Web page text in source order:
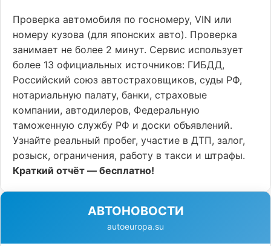
Проверка автомобиля по госномеру, VIN или
номеру кузова (для японских авто). Проверка
занимает не более 2 минут. Сервис использует
более 13 официальных источников: ГИБДД,
Российский союз автостраховщиков, суды РФ,
нотариальную палату, банки, страховые
компании, автодилеров, Федеральную
таможенную службу РФ и доски объявлений.
Узнайте реальный пробег, участие в ДТП, залог,
розыск, ограничения, работу в такси и штрафы.
Краткий отчёт — бесплатно!
АВТОНОВОСТИ
autoeuropa.su